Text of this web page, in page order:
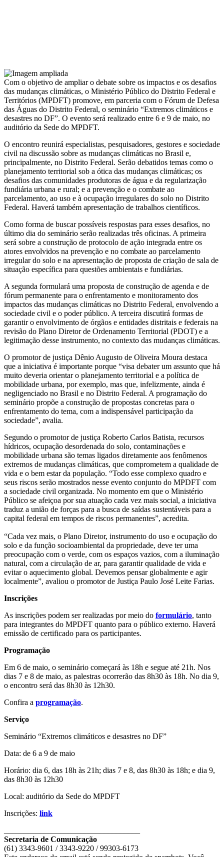
Com o objetivo de ampliar o debate sobre os impactos e os desafios
das mudanças climáticas, o Ministério Público do Distrito Federal e
Territórios (MPDFT) promove, em parceria com o Fórum de Defesa
das Águas do Distrito Federal, o seminário “Extremos climáticos e
desastres no DF”. O evento será realizado entre 6 e 9 de maio, no
auditório da Sede do MPDFT.
O encontro reunirá especialistas, pesquisadores, gestores e sociedade
civil na discussão sobre as mudanças climáticas no Brasil e,
principalmente, no Distrito Federal. Serão debatidos temas como o
planejamento territorial sob a ótica das mudanças climáticas; os
desafios das comunidades produtoras de água e da regularização
fundiária urbana e rural; e a prevenção e o combate ao
parcelamento, ao uso e à ocupação irregulares do solo no Distrito
Federal. Haverá também apresentação de trabalhos científicos.
Como forma de buscar possíveis respostas para esses desafios, no
último dia do seminário serão realizadas três oficinas. A primeira
será sobre a construção de protocolo de ação integrada entre os
atores envolvidos na prevenção e no combate ao parcelamento
irregular do solo e na apresentação de proposta de criação de sala de
situação específica para questões ambientais e fundiárias.
A segunda formulará uma proposta de construção de agenda e de
fórum permanente para o enfrentamento e monitoramento dos
impactos das mudanças climáticas no Distrito Federal, envolvendo a
sociedade civil e o poder público. A terceira discutirá formas de
garantir o envolvimento de órgãos e entidades distritais e federais na
revisão do Plano Diretor de Ordenamento Territorial (PDOT) e a
legitimação desse instrumento, no contexto das mudanças climáticas.
O promotor de justiça Dênio Augusto de Oliveira Moura destaca
que a iniciativa é importante porque “visa debater um assunto que há
muito deveria orientar o planejamento territorial e a política de
mobilidade urbana, por exemplo, mas que, infelizmente, ainda é
negligenciado no Brasil e no Distrito Federal. A programação do
seminário propõe a construção de propostas concretas para o
enfrentamento do tema, com a indispensável participação da
sociedade”, avalia.
Segundo o promotor de justiça Roberto Carlos Batista, recursos
hídricos, ocupação desordenada do solo, contaminações e
mobilidade urbana são temas ligados diretamente aos fenômenos
extremos de mudanças climáticas, que comprometem a qualidade de
vida e o bem estar da população. “Todo esse complexo quadro e
seus riscos serão mostrados nesse evento conjunto do MPDFT com
a sociedade civil organizada. No momento em que o Ministério
Público se afeiçoa por sua atuação cada vez mais social, a iniciativa
traduz a união de forças para a busca de saídas sustentáveis para a
capital federal em tempos de riscos permanentes”, acredita.
“Cada vez mais, o Plano Diretor, instrumento do uso e ocupação do
solo e da função socioambiental da propriedade, deve ter uma
preocupação com o verde, com os espaços vazios, com a iluminação
natural, com a circulação de ar, para garantir qualidade de vida e
evitar o aquecimento global. Devemos pensar globalmente e agir
localmente”, avaliou o promotor de Justiça Paulo José Leite Farias.
Inscrições
As inscrições podem ser realizadas por meio do formulário, tanto
para integrantes do MPDFT quanto para o público externo. Haverá
emissão de certificado para os participantes.
Programação
Em 6 de maio, o seminário começará às 18h e segue até 21h. Nos
dias 7 e 8 de maio, as palestras ocorrerão das 8h30 às 18h. No dia 9,
o encontro será das 8h30 às 12h30.
Confira a programação.
Serviço
Seminário “Extremos climáticos e desastres no DF”
Data: de 6 a 9 de maio
Horário: dia 6, das 18h às 21h; dias 7 e 8, das 8h30 às 18h; e dia 9,
das 8h30 às 12h30
Local: auditório da Sede do MPDFT
Inscrições: link
Secretaria de Comunicação
(61) 3343-9601 / 3343-9220 / 99303-6173